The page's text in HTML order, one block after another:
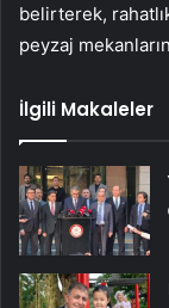
belirterek,
peyzaj
İlgili Makaleler